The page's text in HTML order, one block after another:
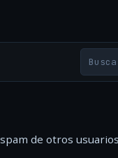
de otros